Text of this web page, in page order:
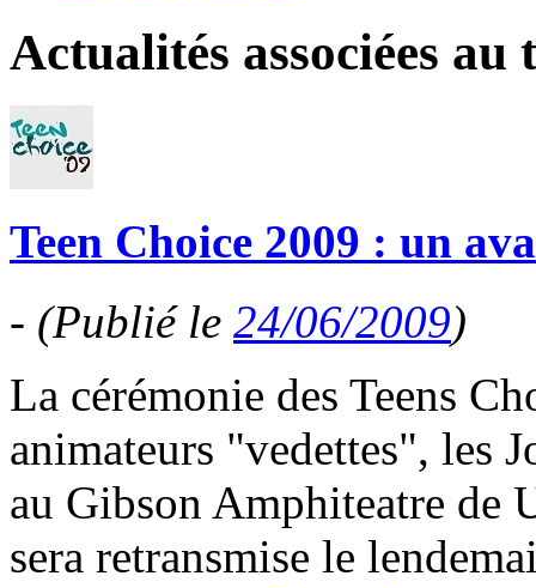
Actualités associées au
Teen Choice 2009 : un
- (Publié le 24/06/2009)
La cérémonie des Teens
animateurs "vedettes", les
au Gibson Amphiteatre de
sera retransmise le